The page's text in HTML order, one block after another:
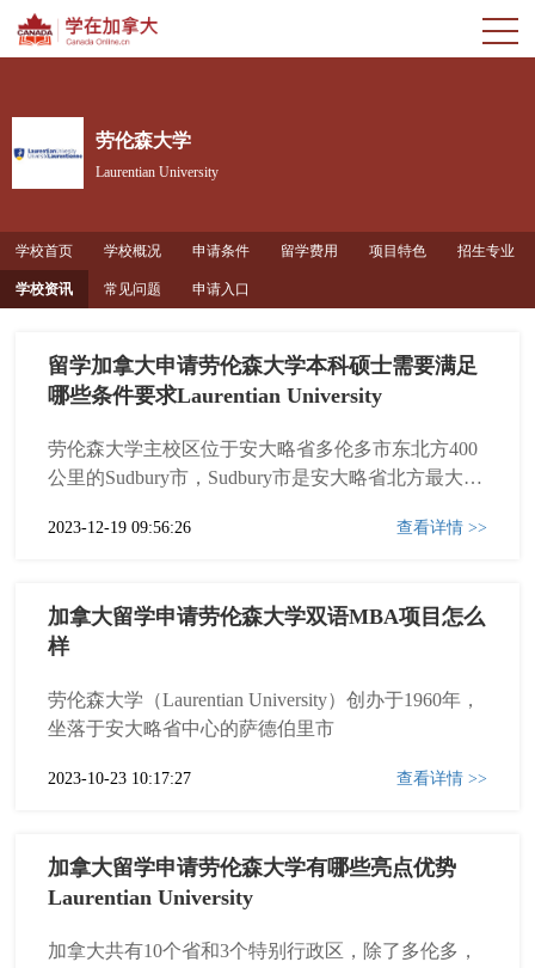
劳伦森大学
Laurentian University
学校首页 学校概况 申请条件 留学费用 项目特色 招生专业
学校资讯 常见问题 申请入口
留学加拿大申请劳伦森大学本科硕士需要满足
哪些条件要求Laurentian University
劳伦森大学主校区位于安大略省多伦多市东北方400
公里的Sudbury市，Sudbury市是安大略省北方最大的
2023-12-19 09:56:26 查看详情 >>
加拿大留学申请劳伦森大学双语MBA项目怎么
样
劳伦森大学（Laurentian University）创办于1960年，
坐落于安大略省中心的萨德伯里市
2023-10-23 10:17:27 查看详情 >>
加拿大留学申请劳伦森大学有哪些亮点优势
Laurentian University
加拿大共有10个省和3个特别行政区，除了多伦多，